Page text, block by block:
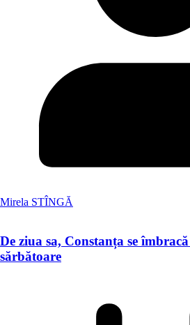
Mirela STÎNGĂ
De ziua sa, Constanța se
sărbătoare